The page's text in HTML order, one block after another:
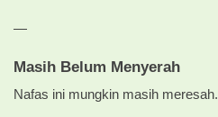
—
Masih Belum Menyerah
Nafas ini mungkin masih meresah.